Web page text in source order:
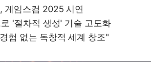
게임스컴 2025 시연
'절차적 생성' 기술 고도화
험 없는 독창적 세계 창조"